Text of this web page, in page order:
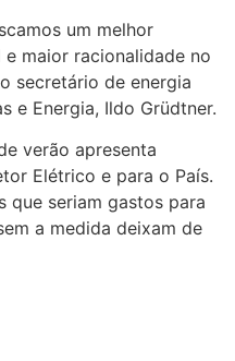
um melhor
maior racionalidade no
secretário de energia
e Energia, Ildo Grüdtner.
verão apresenta
Elétrico e para o País.
que seriam gastos para
a medida deixam de